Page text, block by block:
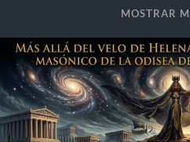
MOSTRAR